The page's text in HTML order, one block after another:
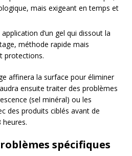
mais exigeant en temps et
application d’un gel qui dissout la
méthode rapide mais
protections.
affinera la surface pour éliminer
ensuite traiter des problèmes
(sel minéral) ou les
des produits ciblés avant de
heures.
spécifiques